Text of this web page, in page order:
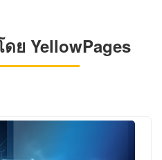
ย YellowPages